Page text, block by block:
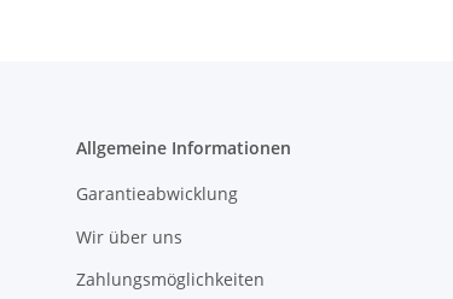
Allgemeine Informationen
Garantieabwicklung
Wir über uns
Zahlungsmöglichkeiten